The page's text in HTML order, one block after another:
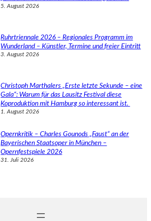
5. August 2026
Ruhrtriennale 2026 – Regionales Programm im
Wunderland – Künstler, Termine und freier Eintritt
3. August 2026
Christoph Marthalers „Erste letzte Sekunde – eine
Gala“: Warum für das Lausitz Festival diese
Koproduktion mit Hamburg so interessant ist.
1. August 2026
Opernkritik – Charles Gounods „Faust“ an der
Bayerischen Staatsoper in München –
Opernfestspiele 2026
31. Juli 2026